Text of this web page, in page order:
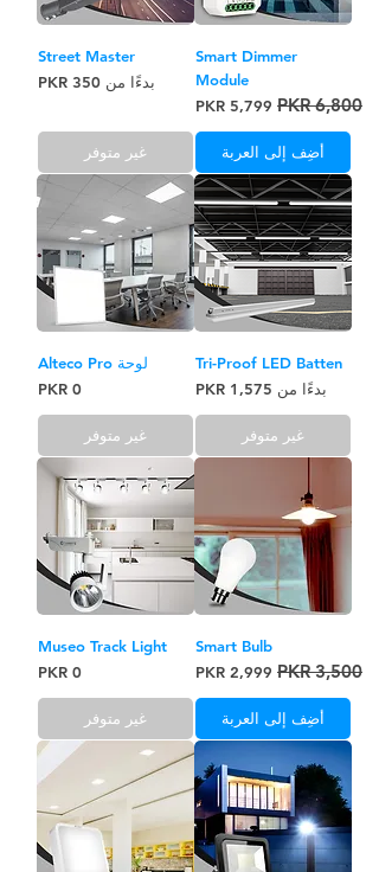
Smart Dimmer
Module
سعر عادي
سعر البيع
أضِف إلى العربة
Street Master
بدءًا من
سعر البيع
غير متوفر
Tri-Proof LED Batten
بدءًا من
سعر البيع
غير متوفر
لوحة Alteco Pro
السعر
غير متوفر
Smart Bulb
سعر عادي
سعر البيع
أضِف إلى العربة
Museo Track Light
السعر
غير متوفر